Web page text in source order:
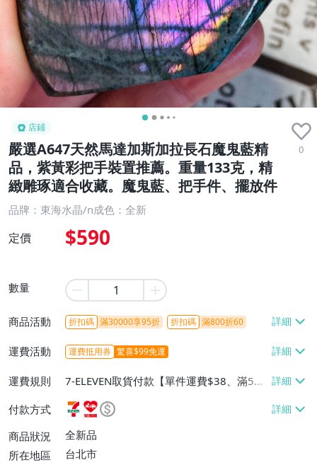
店鋪
嚴選A647天然馬達加斯加拉長石魔鬼藍精
品，紫黃彩把手裝置推薦。重量133克，精
緻雕琢適合收藏。魔鬼藍、把手件、擺放件
0
品牌：東海水晶/n成色：全新
定價 $590
數量
商品活動 折扣碼 滿30000享95折 折扣碼 滿800折60
運費活動 運費抵用券 驚喜$99免運
運費規則
7-ELEVEN取貨付款【單件運費$38、滿5件
或消費滿$1298免運費】、7-ELEVEN取貨
不付款【免運費】、萊爾富取貨付款【單件
運費$60、滿5件或消費滿$1298免運
費】、宅配/貨運【單件運費$120、滿5件
付款方式
商品狀況
全新品
所在地區
台北市